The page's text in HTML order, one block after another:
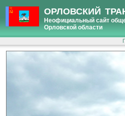
ОРЛОВСКИЙ
Неофициальный сайт
Орловской области